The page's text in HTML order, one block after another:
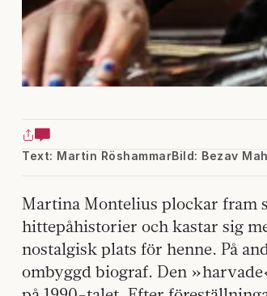
Text: Martin RöshammarBild: Bezav
Martina Montelius plockar fram
hittepåhistorier och kastar sig
nostalgisk plats för henne. På
ombyggd biograf. Den